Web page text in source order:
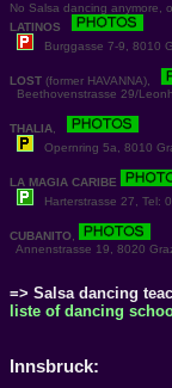
No Salsa dancing anymore,
LATINOS
Burggasse 7-9, 8010
LOST (former HAVANNA),
Beethovenstrasse 29/
THALIA
Opernring 5a, 8010
LA MAGIA CARIBE
Harterstrasse 27, Tel:
CUBANITO
Annenstrasse 19, 8020
=> Salsa dancing
liste of dancing
Innsbruck: